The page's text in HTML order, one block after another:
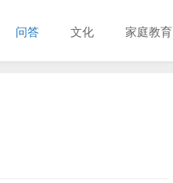
问答 文化 家庭教育